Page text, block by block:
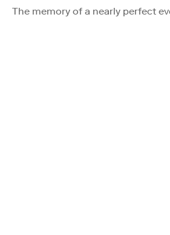
The memory of a nearly perfect